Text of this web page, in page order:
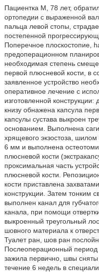
Пациентка М, 78 лет,
ортопедии с выраженной
пальца левой стопы,
постепенной
Поперечное плоскостопие,
предоперационном
необходимая степень
первой плюсневой кости, в
заявленное устройство
оперативное лечение с
изготовленной
книзу обнажена капсула
капсулы сустава выкроен
основанием. Выполнена
хрящевого экзостоза, шилом
6 мм и выполнена
плюсневой кости
проксимальная часть
плюсневой кости.
кости приставлена
конструкции. Затем тонким
выполнен канал для
канала, при помощи
выкроенный треугольный
шовного материала к
Туалет ран, шов ран
Послеоперационный период
зажила первично, швы
течение 6 недель в